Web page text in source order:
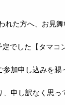
た方へ、お見舞
定でした【タマ
加申し込みを賜
申し訳なく思っ